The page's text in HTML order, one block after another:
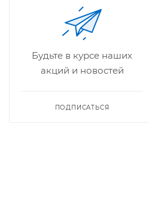
Будьте в курсе наших
акций и новостей
ПОДПИСАТЬСЯ